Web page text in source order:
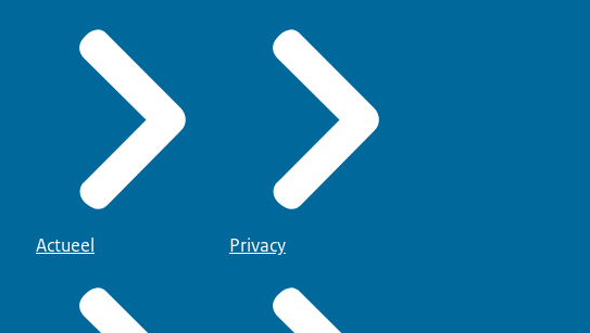
Actueel Privacy